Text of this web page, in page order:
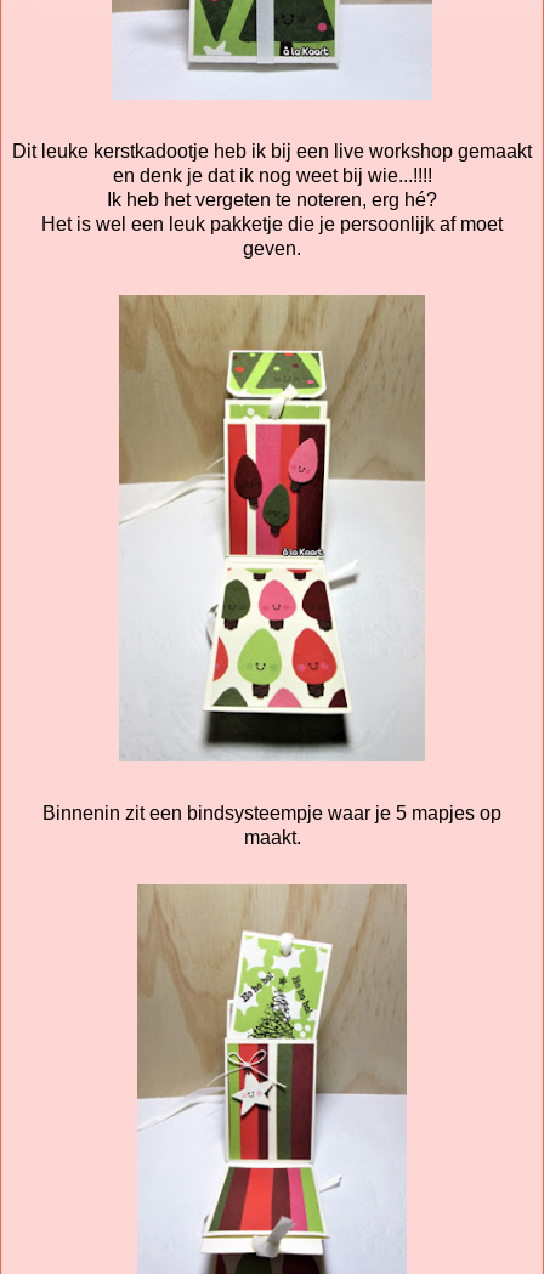
Dit leuke kerstkadootje heb ik bij een live workshop gemaakt
en denk je dat ik nog weet bij wie...!!!!
Ik heb het vergeten te noteren, erg hé?
Het is wel een leuk pakketje die je persoonlijk af moet
geven.
Binnenin zit een bindsysteempje waar je 5 mapjes op
maakt.